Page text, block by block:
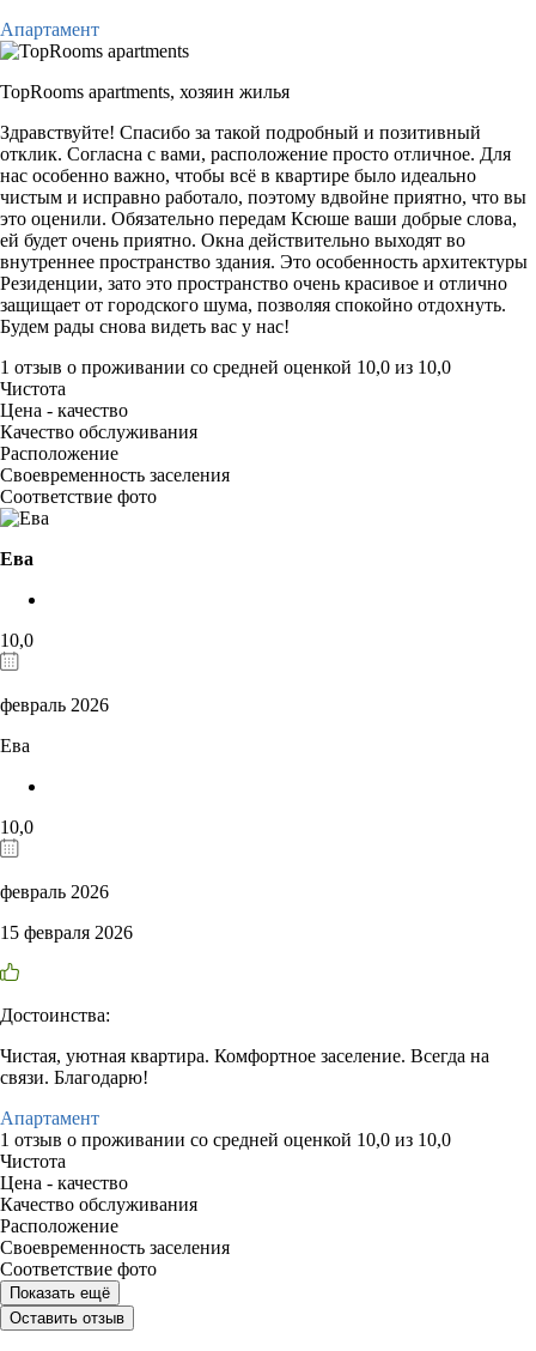
Апартамент
TopRooms apartments, хозяин жилья
Здравствуйте! Спасибо за такой подробный и позитивный
отклик. Согласна с вами, расположение просто отличное. Для
нас особенно важно, чтобы всё в квартире было идеально
чистым и исправно работало, поэтому вдвойне приятно, что вы
это оценили. Обязательно передам Ксюше ваши добрые слова,
ей будет очень приятно. Окна действительно выходят во
внутреннее пространство здания. Это особенность архитектуры
Резиденции, зато это пространство очень красивое и отлично
защищает от городского шума, позволяя спокойно отдохнуть.
Будем рады снова видеть вас у нас!
1 отзыв о проживании со средней оценкой 10,0 из 10,0
Чистота
Цена - качество
Качество обслуживания
Расположение
Своевременность заселения
Соответствие фото
Ева
10,0
февраль 2026
Ева
10,0
февраль 2026
15 февраля 2026
Достоинства:
Чистая, уютная квартира. Комфортное заселение. Всегда на
связи. Благодарю!
Апартамент
1 отзыв о проживании со средней оценкой 10,0 из 10,0
Чистота
Цена - качество
Качество обслуживания
Расположение
Своевременность заселения
Соответствие фото
Показать ещё
Оставить отзыв